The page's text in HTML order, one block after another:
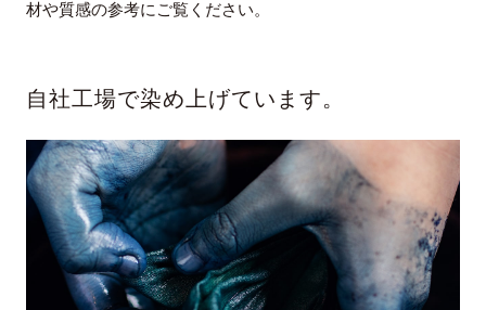
材や質感の参考にご覧ください。
自社工場で染め上げています。